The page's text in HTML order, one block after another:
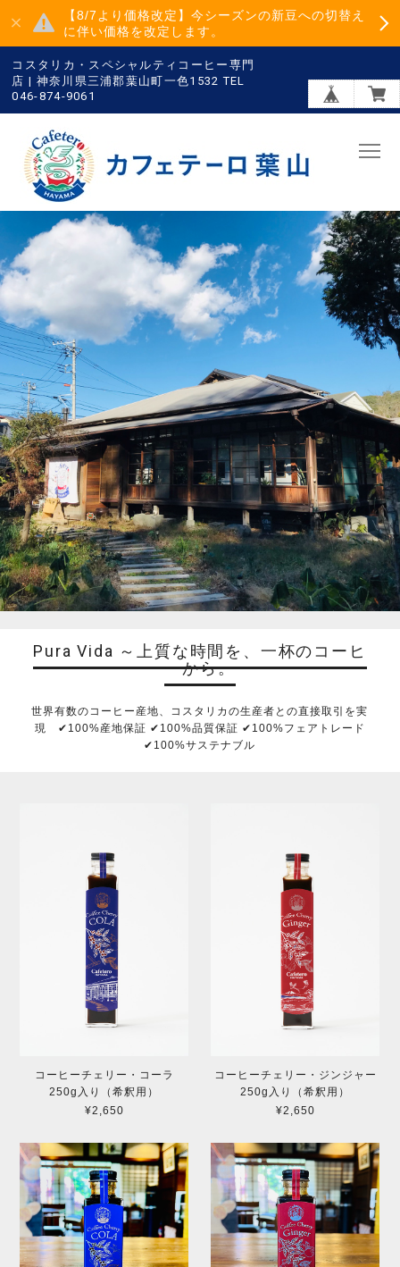
【8/7より価格改定】今シーズンの新豆への切替え
に伴い価格を改定します。
コスタリカ・スペシャルティコーヒー専門
店 | 神奈川県三浦郡葉山町一色1532 TEL
046-874-9061
Pura Vida ～上質な時間を、一杯のコーヒ
ーから。
世界有数のコーヒー産地、コスタリカの生産者との直接取引を実
現 ✔︎100%産地保証 ✔︎100%品質保証 ✔︎100%フェアトレード
✔︎100%サステナブル
コーヒーチェリー・コーラ
250g入り（希釈用）
¥2,650
コーヒーチェリー・ジンジャー
250g入り（希釈用）
¥2,650